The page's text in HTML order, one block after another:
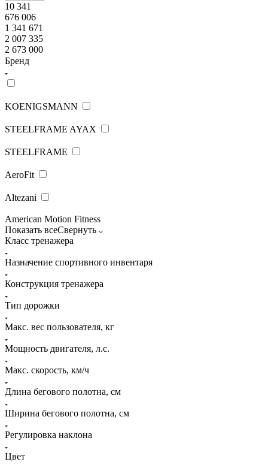
10 341
676 006
1 341 671
2 007 335
2 673 000
Бренд
KOENIGSMANN
STEELFRAME AYAX
STEELFRAME
AeroFit
Altezani
American Motion Fitness
Показать всеСвернуть
Класс тренажера
Назначение спортивного инвентаря
Конструкция тренажера
Тип дорожки
Макс. вес пользователя, кг
Мощность двигателя, л.с.
Макс. скорость, км/ч
Длина бегового полотна, см
Ширина бегового полотна, см
Регулировка наклона
Цвет